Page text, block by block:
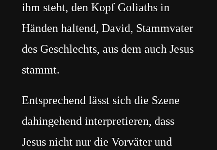
ihm steht, den Kopf Goliaths in
Händen haltend, David, Stammvater
des Geschlechts, aus dem auch Jesus
stammt.
Entsprechend lässt sich die Szene
dahingehend interpretieren, dass
Jesus nicht nur die Vorväter und